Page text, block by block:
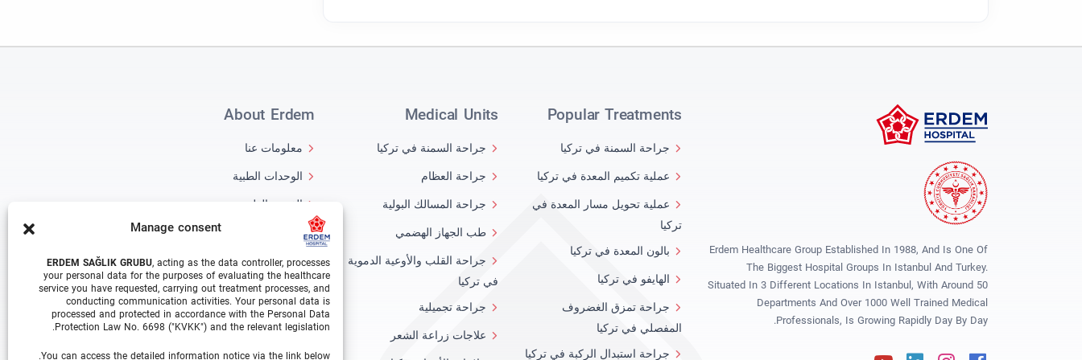
Manage consent
ERDEM SAĞLIK GRUBU, acting as the data controller, processes
your personal data for the purposes of evaluating the healthcare
service you have requested, carrying out treatment processes, and
conducting communication activities. Your personal data is
processed and protected in accordance with the Personal Data
Protection Law No. 6698 ("KVKK") and the relevant legislation.
You can access the detailed information notice via the link below.
Erdem Healthcare Group Established In 1988, And Is One Of
The Biggest Hospital Groups In Istanbul And Turkey.
Situated In 3 Different Locations In Istanbul, With Around 50
Departments And Over 1000 Well Trained Medical
Professionals, Is Growing Rapidly Day By Day.
Popular Treatments
جراحة السمنة في تركيا
عملية تكميم المعدة في تركيا
عملية تحويل مسار المعدة في
تركيا
بالون المعدة في تركيا
الهايفو في تركيا
جراحة تمزق الغضروف
المفصلي في تركيا
جراحة استبدال الركبة في تركيا
Medical Units
جراحة السمنة في تركيا
جراحة العظام
جراحة المسالك البولية
طب الجهاز الهضمي
جراحة القلب والأوعية الدموية
في تركيا
جراحة تجميلية
علاجات زراعة الشعر
About Erdem
معلومات عنا
الوحدات الطبية
الفريق الطبي
معرض الفيديو
اتصال